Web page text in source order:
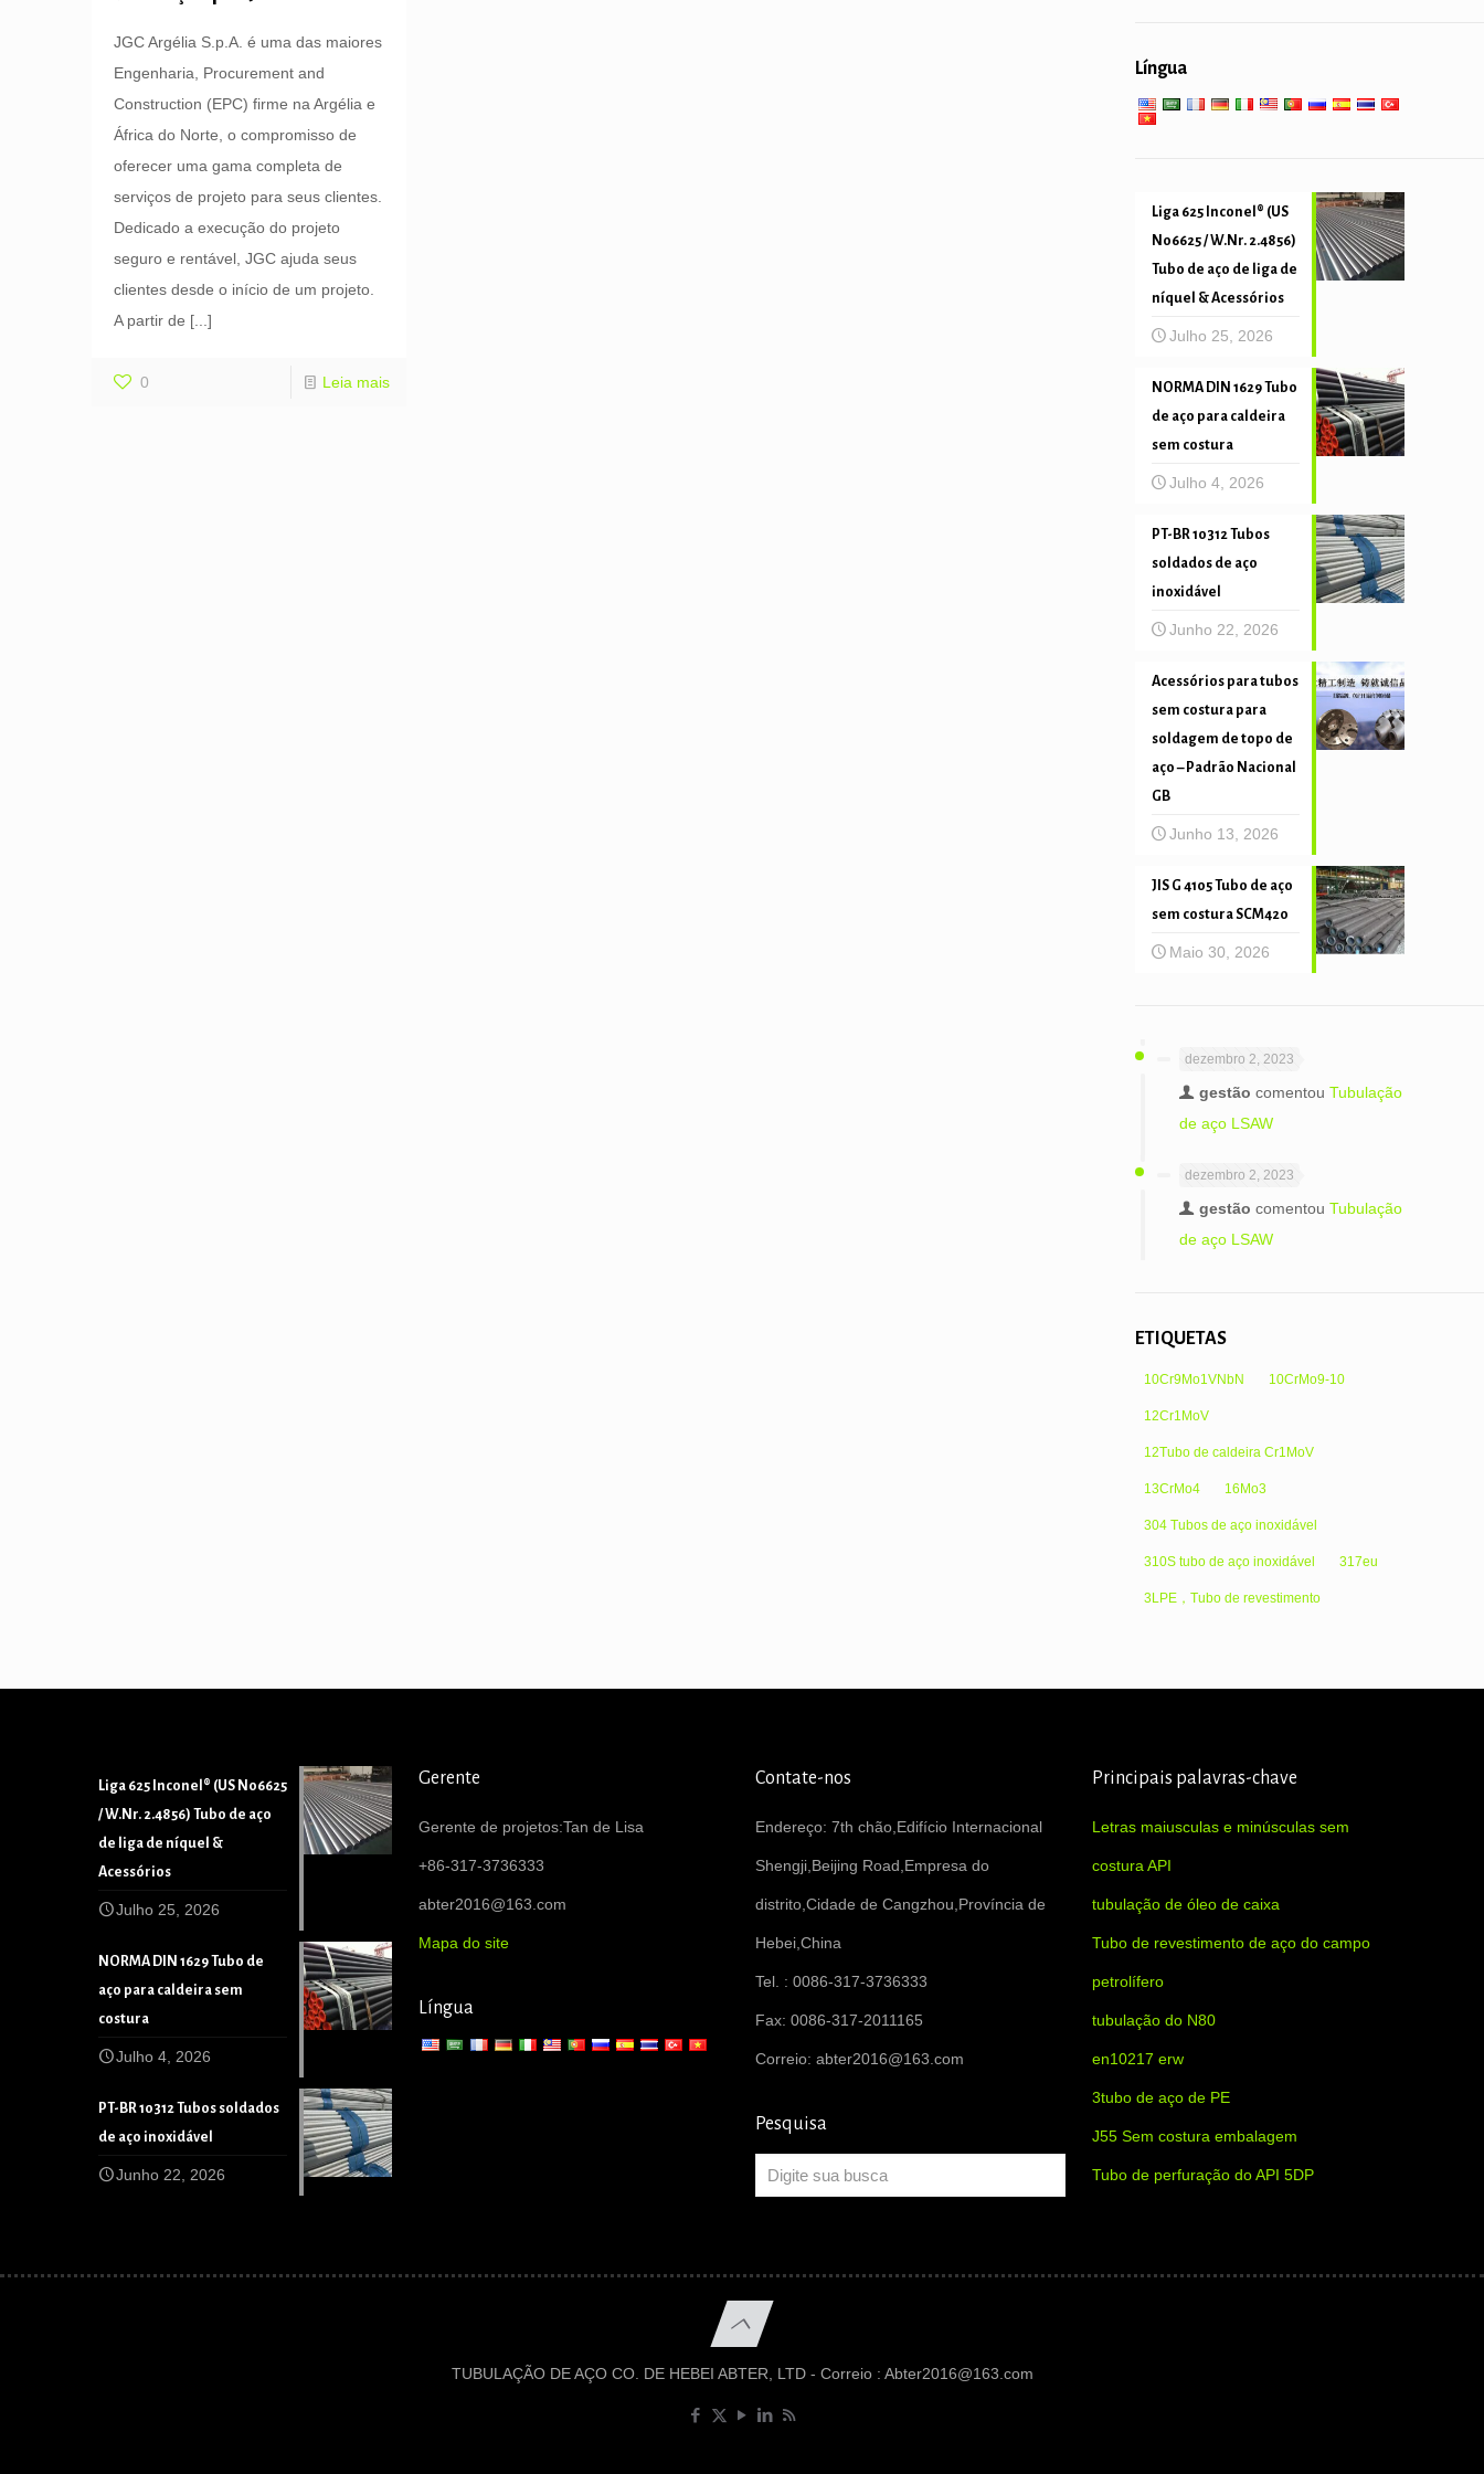
JGC Argélia S.p.A. é uma das maiores
Engenharia, Procurement and
Construction (EPC) firme na Argélia e
África do Norte, o compromisso de
oferecer uma gama completa de
serviços de projeto para seus clientes.
Dedicado a execução do projeto
seguro e rentável, JGC ajuda seus
clientes desde o início de um projeto.
A partir de [...]
0 Leia mais
perfuração
Serviço de baixa alta
temperatura
tubo de mecânica e de
precisão
Língua
Liga 625 Inconel® (US
N06625 / W.Nr. 2.4856)
Tubo de aço de liga de
níquel & Acessórios
Julho 25, 2026
NORMA DIN 1629 Tubo
de aço para caldeira
sem costura
Julho 4, 2026
PT-BR 10312 Tubos
soldados de aço
inoxidável
Junho 22, 2026
Acessórios para tubos
sem costura para
soldagem de topo de
aço – Padrão Nacional
GB
Junho 13, 2026
JIS G 4105 Tubo de aço
sem costura SCM420
Maio 30, 2026
dezembro 2, 2023
gestão comentou Tubulação
de aço LSAW
dezembro 2, 2023
gestão comentou Tubulação
de aço LSAW
ETIQUETAS
10Cr9Mo1VNbN 10CrMo9-10
12Cr1MoV
12Tubo de caldeira Cr1MoV
13CrMo4 16Mo3
304 Tubos de aço inoxidável
310S tubo de aço inoxidável 317eu
3LPE，Tubo de revestimento
Liga 625 Inconel® (US N06625
/ W.Nr. 2.4856) Tubo de aço
de liga de níquel &
Acessórios
Julho 25, 2026
NORMA DIN 1629 Tubo de
aço para caldeira sem
costura
Julho 4, 2026
PT-BR 10312 Tubos soldados
de aço inoxidável
Junho 22, 2026
Gerente
Gerente de projetos:Tan de Lisa
+86-317-3736333
abter2016@163.com
Mapa do site
Língua
Contate-nos
Endereço: 7th chão,Edifício Internacional
Shengji,Beijing Road,Empresa do
distrito,Cidade de Cangzhou,Província de
Hebei,China
Tel. : 0086-317-3736333
Fax: 0086-317-2011165
Correio: abter2016@163.com
Pesquisa
Principais palavras-chave
Letras maiusculas e minúsculas sem
costura API
tubulação de óleo de caixa
Tubo de revestimento de aço do campo
petrolífero
tubulação do N80
en10217 erw
3tubo de aço de PE
J55 Sem costura embalagem
Tubo de perfuração do API 5DP
TUBULAÇÃO DE AÇO CO. DE HEBEI ABTER, LTD - Correio : Abter2016@163.com